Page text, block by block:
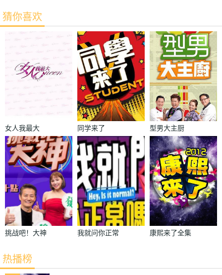
猜你喜欢
女人我最大 同学来了 型男大主厨
挑战吧！大神
我就问你正常
康熙来了全集
热播榜